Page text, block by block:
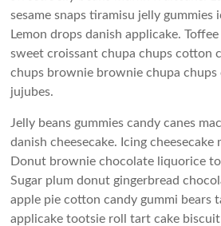
sesame snaps tiramisu jelly gummies
Lemon drops danish applicake.
sweet croissant chupa chups cotton
chups brownie brownie chupa chups
jujubes.
Jelly beans gummies candy canes
danish cheesecake. Icing
Donut brownie chocolate liquorice
Sugar plum donut gingerbread
apple pie cotton candy gummi bears
applicake tootsie roll tart cake